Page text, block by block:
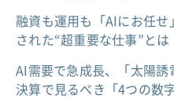
融資も運用も「AIにお任
された“超重要な仕事”とは
AI需要で急成長、「太陽
決算で見るべき「4つの数字